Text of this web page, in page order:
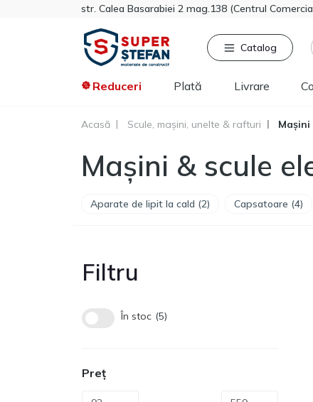
str. Calea Basarabiei 2 mag.138 (Centrul
Catalog
Reduceri Plată Livrare
Tikkurila
Sniezka
Vata minerala
Vopsea decorativa
Acasă Scule, mașini, unelte & rafturi Mașini
Mașini & scule
Aparate de lipit la cald (2) Capsatoare (4)
Filtru
În stoc 5
Preț